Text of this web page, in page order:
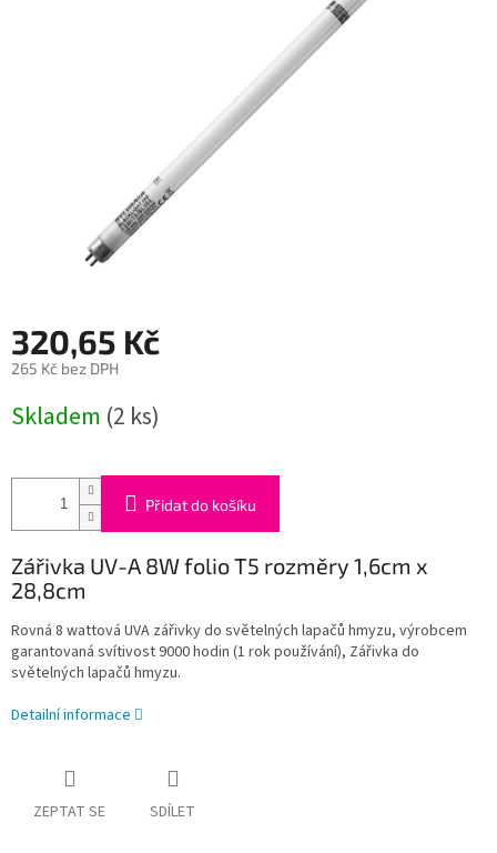
320,65 Kč
265 Kč bez DPH
cena:
Skladem (2 ks)
Přidat do košíku
Zářivka UV-A 8W folio T5 rozměry 1,6cm x
28,8cm
Rovná 8 wattová UVA zářivky do světelných lapačů hmyzu, výrobcem
garantovaná svítivost 9000 hodin (1 rok používání), Zářivka do
světelných lapačů hmyzu.
Detailní informace
ZEPTAT SE SDÍLET